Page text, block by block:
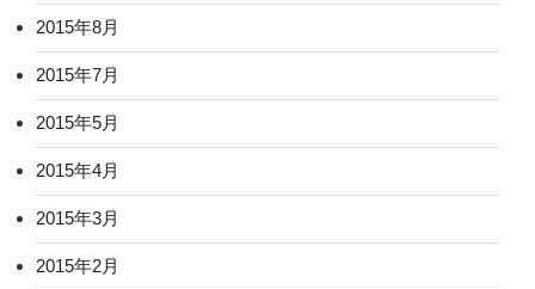
2015年8月
2015年7月
2015年5月
2015年4月
2015年3月
2015年2月